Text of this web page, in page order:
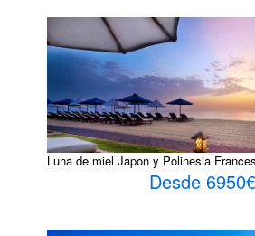
Luna de miel Japon y Polinesia
Desde 6950€